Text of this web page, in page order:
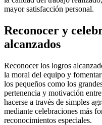
mayor satisfacción personal.
Reconocer y
alcanzados
Reconocer los logros
la moral del equipo y
los pequeños como los
pertenencia y motivación
hacerse a través de simples
mediante celebraciones más
reconocimientos especiales.